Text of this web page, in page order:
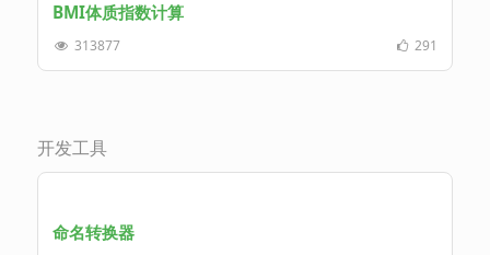
BMI体质指数计算
313877 291
开发工具
命名转换器